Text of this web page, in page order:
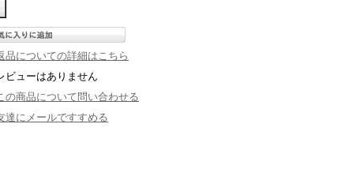
品についての詳細はこちら
ビューはありません
の商品について問い合わせる
達にメールですすめる